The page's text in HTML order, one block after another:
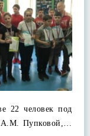
22 человек под
А.М. Пупковой,…